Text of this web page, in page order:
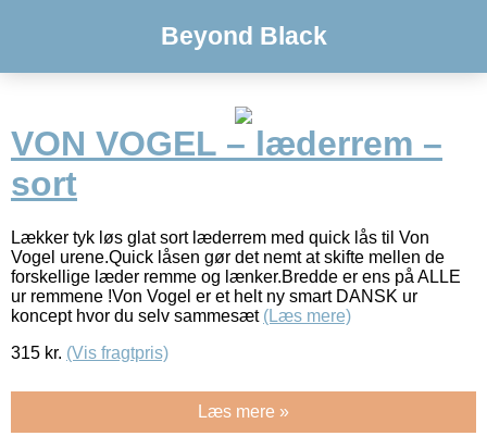
Beyond Black
VON VOGEL – læderrem –
sort
Lækker tyk løs glat sort læderrem med quick lås til Von
Vogel urene.Quick låsen gør det nemt at skifte mellen de
forskellige læder remme og lænker.Bredde er ens på ALLE
ur remmene !Von Vogel er et helt ny smart DANSK ur
koncept hvor du selv sammesæt (Læs mere)
315 kr. (Vis fragtpris)
Læs mere »